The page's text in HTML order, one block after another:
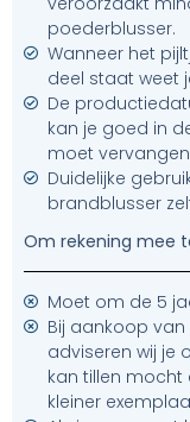
poederblusser.
Wanneer het
deel staat weet
De
kan je goed in
moet
Duidelijke
brandblusser
Om rekening mee
Moet om de 5
Bij aankoop
adviseren wij je
kan tillen mocht
kleiner